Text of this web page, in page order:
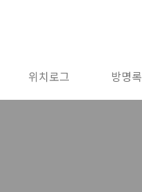
위치로그 방명록